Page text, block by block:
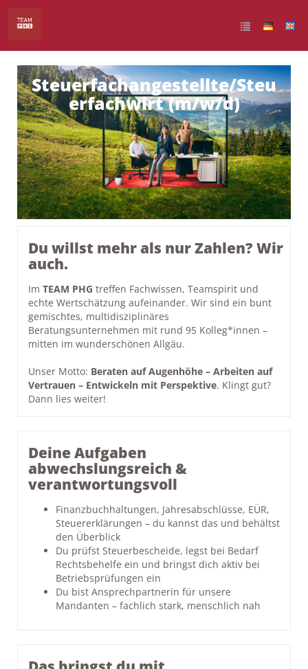
Steuerfachangestellte/Steu
erfachwirt (m/w/d)
Du willst mehr als nur Zahlen? Wir
auch.
Im TEAM PHG treffen Fachwissen, Teamspirit und
echte Wertschätzung aufeinander. Wir sind ein bunt
gemischtes, multidisziplinäres
Beratungsunternehmen mit rund 95 Kolleg*innen –
mitten im wunderschönen Allgäu.
Unser Motto: Beraten auf Augenhöhe – Arbeiten auf
Vertrauen – Entwickeln mit Perspektive. Klingt gut?
Dann lies weiter!
Deine Aufgaben
abwechslungsreich &
verantwortungsvoll
Finanzbuchhaltungen, Jahresabschlüsse, EÜR,
Steuererklärungen – du kannst das und behältst
den Überblick
Du prüfst Steuerbescheide, legst bei Bedarf
Rechtsbehelfe ein und bringst dich aktiv bei
Betriebsprüfungen ein
Du bist Ansprechpartnerin für unsere
Mandanten – fachlich stark, menschlich nah